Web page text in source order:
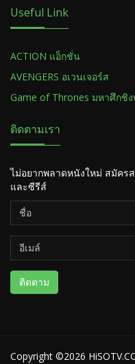
Useful Link
ACTION แอ็กชั่น
AVENGERS อเวนเจอร์ส
Game of Thrones มหาศึกชิ
ติดตามเรา
ไม่อยากพลาดหนังใหม่ สมัคร
และซีรีส์
ติดตาม
Copyright ©2026